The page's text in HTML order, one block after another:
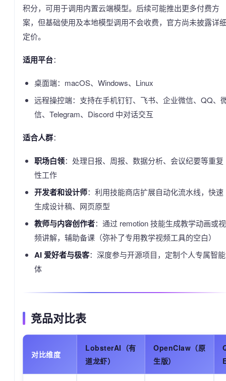
积分，可用于调用内置云端模型。后续可能推出更多付费方
案，但基础使用及本地模型调用不会收费，官方尚未披露详
定价。
适用平台：
桌面端：macOS、Windows、Linux
远程操控端：支持在手机钉钉、飞书、企业微信、QQ、
信、Telegram、Discord 中对话交互
适合人群：
职场白领：处理日报、周报、数据分析、会议纪要等重复
性工作
开发者和设计师：利用技能商店扩展自动化流水线，快速
生成设计稿、网页原型
教师与内容创作者：通过 remotion 技能生成教学动画或视
频讲解，辅助备课（弥补了专用教学视频工具的空白）
AI 爱好者与极客：深度参与开源项目，定制个人专属智能
体
竞品对比表
对比维度
LobsterAI（有
道龙虾）
OpenClaw（原
生版）